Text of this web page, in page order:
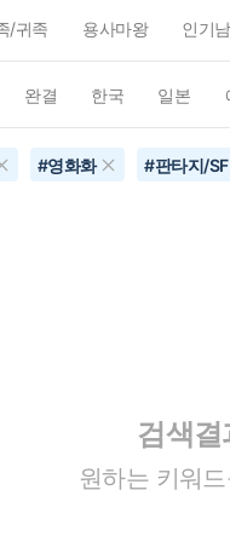
/귀족 용사마왕 인기남
완결 한국 일본
#영화화 #판타지/SF
검색
원하는 키워